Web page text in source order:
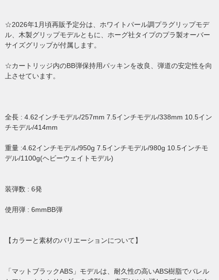
☆2026年1月頃再販予定分は、ホワイトパール調プラグリップモデ
ル、木製グリップモデルともに、ホーグ社タイプのプラ製オーバー
サイズグリップが付属します。
☆カートリッジ内のBB弾保持用パッキンを改良、弾道の安定性を向
上させています。
全長 : 4.62インチモデル/257mm 7.5インチモデル/338mm 10.5イン
チモデル/414mm
重量 :4.62インチモデル/950g 7.5インチモデル/980g 10.5インチモ
デル/1100g(ヘビーウェイトモデル)
装弾数 : 6発
使用弾 : 6mmBB弾
【カラーと素材のバリエーションについて】
「マットブラックABS」モデルは、耐久性の高いABS樹脂でバレル